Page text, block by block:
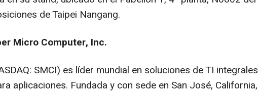
de Taipei Nangang.
Micro Computer, Inc.
SMCI) es líder mundial en soluciones de TI integrales
aplicaciones. Fundada y con sede en San José, California,